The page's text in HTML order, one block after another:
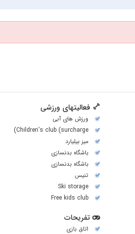
فعالیتهای ورزشی
ورزش های آبی
Children's club (surcharge)
میز بیلیارد
باشگاه بدنسازی
باشگاه بدنسازی
تنیس
Ski storage
Free kids club
تفریحات
اتاق بازی